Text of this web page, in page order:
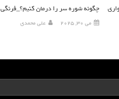
چگونه شوره سر را درمان کنیم؟_فرنگی
می 30, 2025 علی محمدی